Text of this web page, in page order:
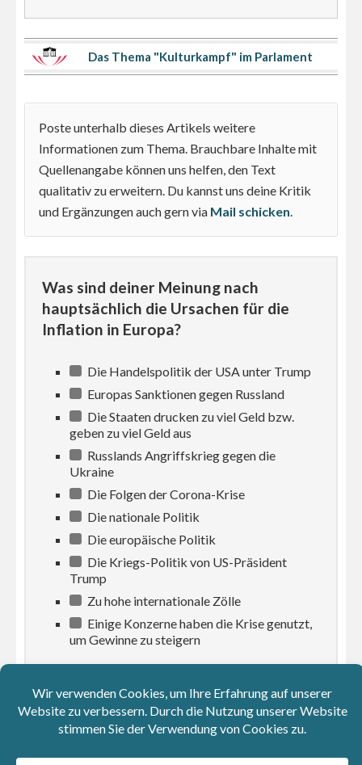
Das Thema "Kulturkampf" im Parlament
Poste unterhalb dieses Artikels weitere
Informationen zum Thema. Brauchbare Inhalte mit
Quellenangabe können uns helfen, den Text
qualitativ zu erweitern. Du kannst uns deine Kritik
und Ergänzungen auch gern via Mail schicken.
Was sind deiner Meinung nach
hauptsächlich die Ursachen für die
Inflation in Europa?
Die Handelspolitik der USA unter Trump
Europas Sanktionen gegen Russland
Die Staaten drucken zu viel Geld bzw.
geben zu viel Geld aus
Russlands Angriffskrieg gegen die
Ukraine
Die Folgen der Corona-Krise
Die nationale Politik
Die europäische Politik
Die Kriegs-Politik von US-Präsident
Trump
Zu hohe internationale Zölle
Einige Konzerne haben die Krise genutzt,
um Gewinne zu steigern
Antwortmöglichk
eiten)